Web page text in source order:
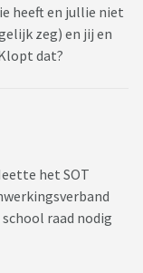
heeft en jullie niet
zeg) en jij en
dat?
het SOT
raad nodig